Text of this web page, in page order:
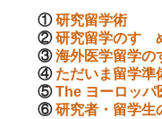
①研究留学術
②研究留学のすゝ
③海外医学留学の
④ ただいま留学準
⑤The ヨーロッパ
⑥研究者・留学生